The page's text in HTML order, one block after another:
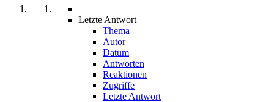
Letzte Antwort
Thema
Autor
Datum
Antworten
Reaktionen
Zugriffe
Letzte Antwort